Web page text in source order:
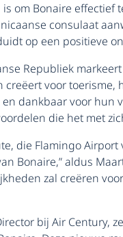
om Bonaire
consulaat
op een positieve
Republiek
voor toerisme,
dankbaar voor
die het met
die Flamingo
Bonaire,” aldus
zal creëren
bij Air Century,